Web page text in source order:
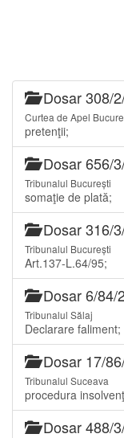
Dosar 308/
Curtea de Apel
pretenţii;
Dosar 656/
Tribunalul București
somaţie de plată;
Dosar 316/
Tribunalul București
Art.137-L.64/95;
Dosar 6/84/
Tribunalul Sălaj
Declarare faliment;
Dosar 17/
Tribunalul Suceava
procedura
Dosar 488/